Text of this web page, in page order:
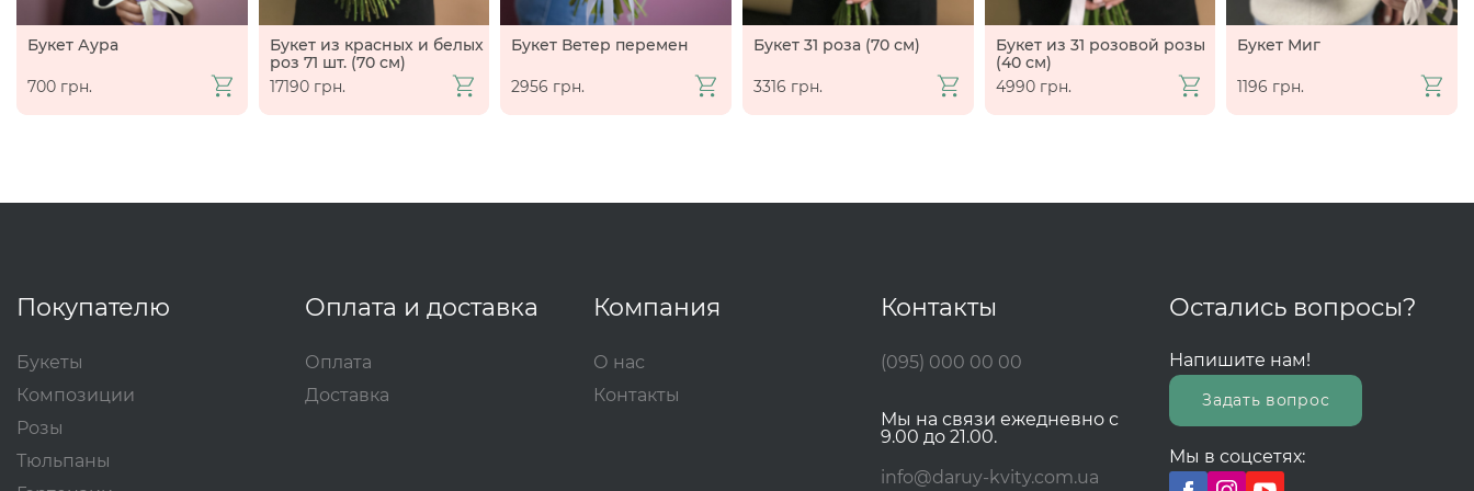
Букет Аура
700 грн.
Букет из красных и белых
роз 71 шт. (70 см)
17190 грн.
Букет Ветер перемен
2956 грн.
Букет 31 роза (70 см)
3316 грн.
Букет из 31 розовой розы
(40 см)
4990 грн.
Букет Миг
1196 грн.
Покупателю
Букеты
Композиции
Розы
Тюльпаны
Оплата и доставка
Оплата
Доставка
Компания
О нас
Контакты
Контакты
(095) 000 00 00
Мы на связи ежедневно с
9.00 до 21.00.
info@daruy-kvity.com.ua
Остались вопросы?
Напишите нам!
Задать вопрос
Мы в соцсетях: